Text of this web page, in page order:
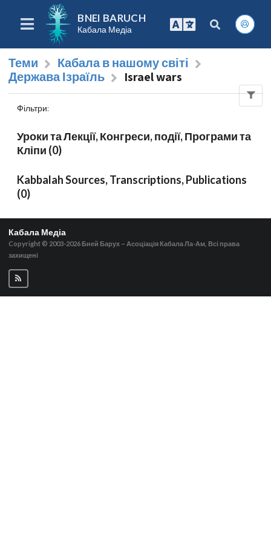
BNEI BARUCH
Кабала Медіа
Теми
Кабала в нашому світі
Держава Ізраїль
Israel wars
Фільтри:
Уроки та Лекції, Конгреси, події, Програми та
Кліпи (0)
Kabbalah Sources, Transcriptions, Publications
(0)
Кабала Медіа
Copyright © 2003-2026 Бней Барух – Асоціація Кабала Ла-Ам, Всі права
захищені